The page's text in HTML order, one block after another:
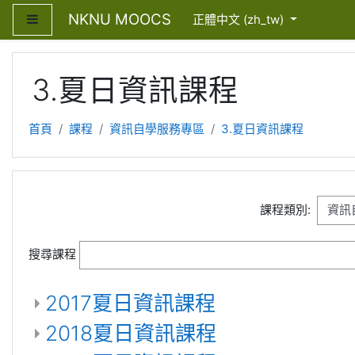
跳至主內容
NKNU MOOCS 正體中文 ‎(zh_tw)‎
3.夏日資訊課程
首頁 課程 資訊自學服務專區 3.夏日資訊課程
課程類別:
搜尋課程
2017夏日資訊課程
2018夏日資訊課程